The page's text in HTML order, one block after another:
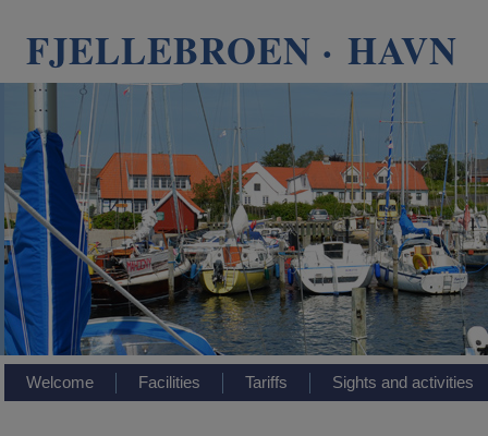
FJELLEBROEN · HAVN
Welcome Facilities Tariffs Sights and activities